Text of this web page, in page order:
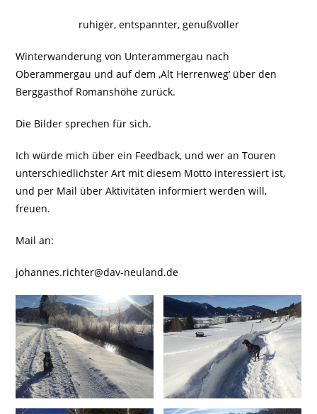
ruhiger, entspannter, genußvoller
Winterwanderung von Unterammergau nach
Oberammergau und auf dem ‚Alt Herrenweg‘ über den
Berggasthof Romanshöhe zurück.
Die Bilder sprechen für sich.
Ich würde mich über ein Feedback, und wer an Touren
unterschiedlichster Art mit diesem Motto interessiert ist,
und per Mail über Aktivitäten informiert werden will,
freuen.
Mail an:
johannes.richter@dav-neuland.de